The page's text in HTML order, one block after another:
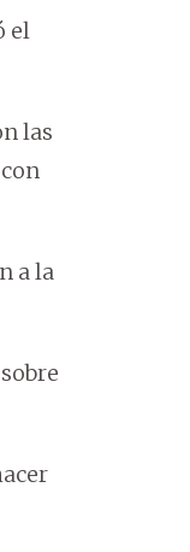
el
las
a la